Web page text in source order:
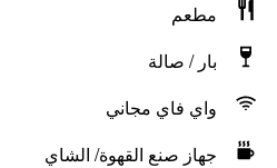
مطعم
بار / صالة
واي فاي مجاني
جهاز صنع القهوة/ الشاي